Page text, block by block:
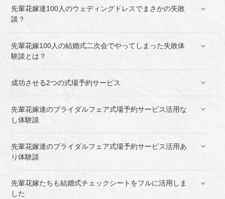
先輩花嫁達100人のウェディングドレスでまさかの失敗
談？
先輩花嫁100人の結婚式二次会でやってしまった失敗体
験談とは？
成功させる2つの式場予約サービス
先輩花嫁達のブライダルフェア式場予約サービス活用な
し体験談
先輩花嫁達のブライダルフェア式場予約サービス活用あ
り体験談
先輩花嫁たちも結婚式チェックシートをフルに活用しま
した